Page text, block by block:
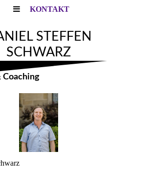
KONTAKT
STEFFEN
SCHWARZ
Coaching